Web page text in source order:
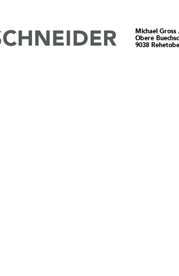
Michael Gross
Obere
9038